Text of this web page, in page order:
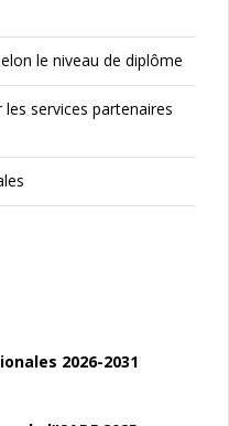
le niveau de diplôme
les services partenaires
2026-2031